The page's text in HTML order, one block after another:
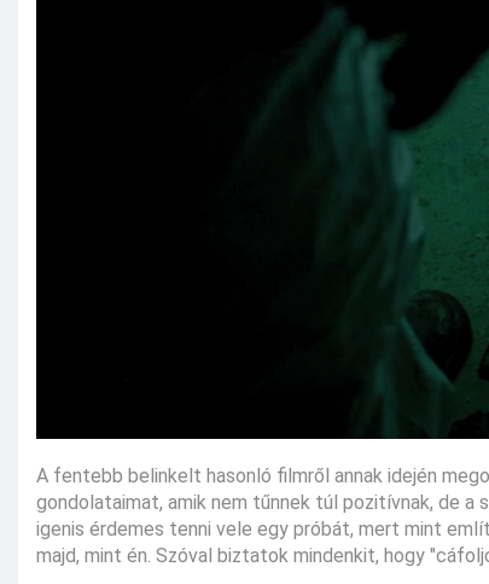
A fentebb belinkelt hasonló filmről annak idején
gondolataimat, amik nem tűnnek túl pozitívnak, de
igenis érdemes tenni vele egy próbát, mert mint
majd, mint én. Szóval biztatok mindenkit, hogy